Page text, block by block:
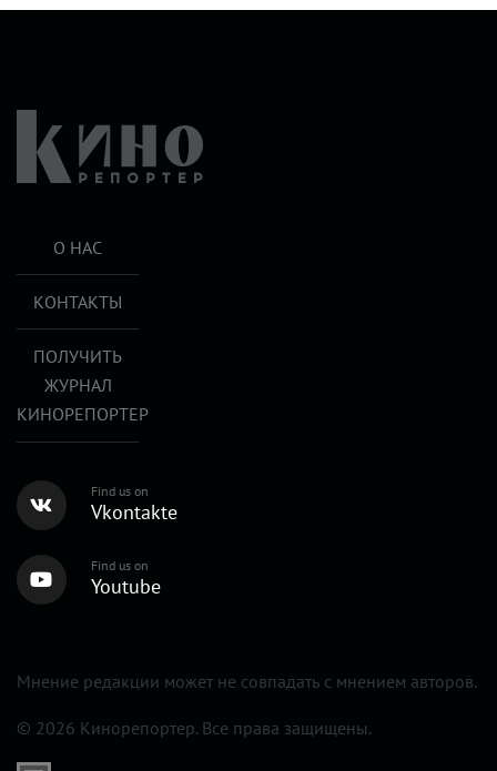
О НАС
КОНТАКТЫ
ПОЛУЧИТЬ
ЖУРНАЛ
КИНОРЕПОРТЕР
Find us on
Vkontakte
Find us on
Youtube
Мнение редакции может не совпадать с мнением авторов.
© 2026 Кинорепортер. Все права защищены.